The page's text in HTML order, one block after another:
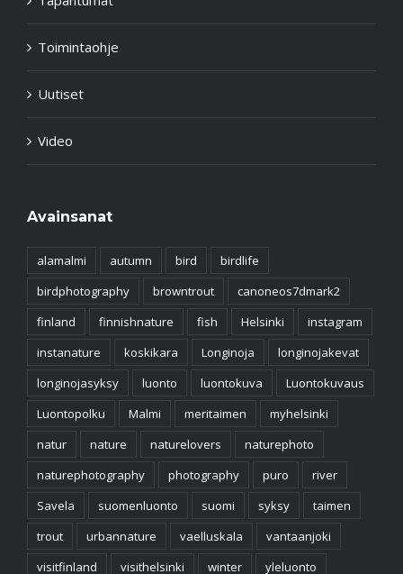
Talkoot
Tapahtumat
Toimintaohje
Avainsanat
alamalmi autumn bird
birdlife
birdphotography
browntrout
canoneos7dmark2
finland
finnishnature fish Helsinki
instagram
instanature
koskikara Longinoja
longinojakevat
longinojasyksy
luonto luontokuva
Luontokuvaus
Luontopolku
Malmi meritaimen
myhelsinki
natur
nature naturelovers
naturephoto
naturephotography
photography puro
river